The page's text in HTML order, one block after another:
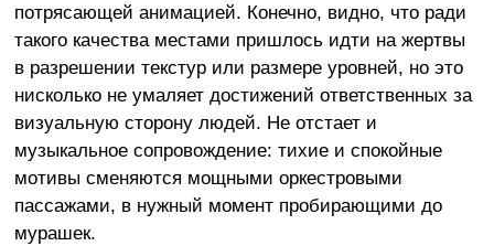
потрясающей анимацией. Конечно, видно, что ради
такого качества местами пришлось идти на жертвы
в разрешении текстур или размере уровней, но это
нисколько не умаляет достижений ответственных за
визуальную сторону людей. Не отстает и
музыкальное сопровождение: тихие и спокойные
мотивы сменяются мощными оркестровыми
пассажами, в нужный момент пробирающими до
мурашек.